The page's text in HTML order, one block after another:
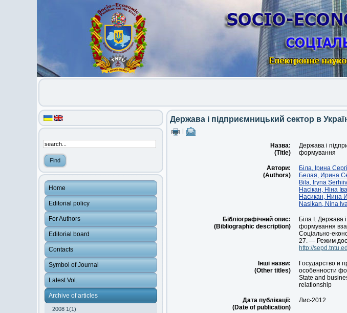
Home
Editorial policy
For Authors
Editorial board
Contacts
Symbol of Journal
Latest Vol.
Archive of articles
2008 1(1)
Держава і підприємницький сектор в
Назва:
(Title)
Держава і
формування
Автори:
(Authors)
Біла, Ірина
Белая, Ирина
Bila, Iryna
Насікан, Ніна
Насикан, Нина
Nasikan, Nina
Бібліографічний опис:
(Bibliographic description)
Біла І. Держава
формування
Соціально-
27. — Режим
http://
Інші назви:
(Other titles)
Государство и
особенности
State and
relationship
Дата публікації:
(Date of publication)
Лис-2012